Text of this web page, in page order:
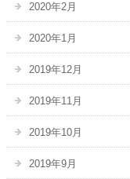
2020年2月
2020年1月
2019年12月
2019年11月
2019年10月
2019年9月